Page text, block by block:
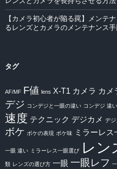
【カメラ初心者が陥る罠】メンテ
るレンズとカメラのメンテナンス
タグ
AF/MF F値 lens X-T1 カメラ カメ
デジ コンデジと一眼の違い コンデジ 違い
速度 テクニック デジカメ デジ
ボケ ボケの表現 ボケ味 ミラーレス
一眼 違い ミラーレス一眼選び レン
類 レンズの選び方 一眼 一眼レフ